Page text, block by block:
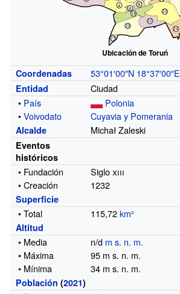
Ubicación de Toruń
Coordenadas 53°01′00″N 18°37′00″E
Entidad
Ciudad
• País
Polonia
•Voivodato Cuyavia y Pomerania
Alcalde Michał Zaleski
Eventos
históricos
• Fundación Siglo xiii
• Creación
1232
Superficie
• Total 115,72km²
Altitud
• Media n/d m s. n. m.
• Máxima
95 m s. n. m.
• Mínima
34 m s. n. m.
Población (2021)